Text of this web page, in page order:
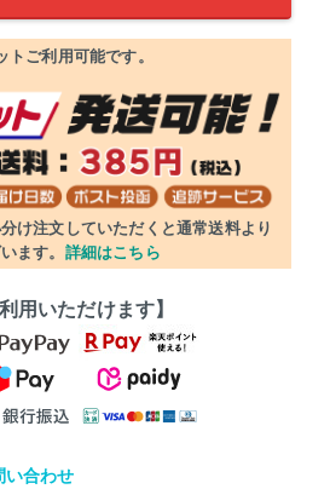
トご利用可能です。
け注文していただくと通常送料より
ます。 詳細はこちら
用いただけます】
い合わせ